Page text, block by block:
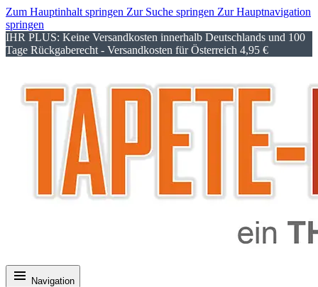
Zum Hauptinhalt springen Zur Suche springen Zur Hauptnavigation
springen
IHR PLUS: Keine Versandkosten innerhalb Deutschlands und 100
Tage Rückgaberecht - Versandkosten für Österreich 4,95 €
Navigation